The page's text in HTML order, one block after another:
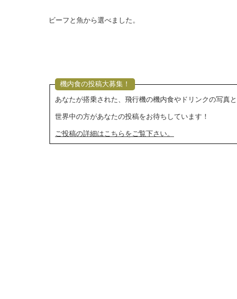
ビーフと魚から選べました。
機内食の投稿大募集！
あなたが搭乗された、飛行機の機内食やドリンクの写真
世界中の方があなたの投稿をお待ちしています！
ご投稿の詳細はこちらをご覧下さい。